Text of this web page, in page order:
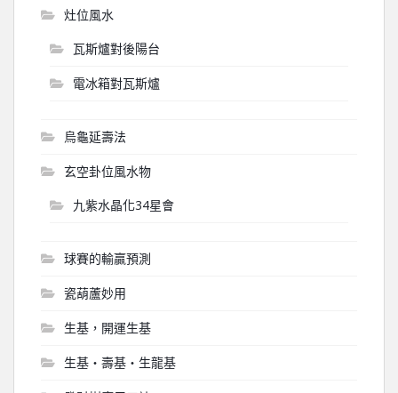
灶位風水
瓦斯爐對後陽台
電冰箱對瓦斯爐
烏龜延壽法
玄空卦位風水物
九紫水晶化34星會
球賽的輸贏預測
瓷葫蘆妙用
生基，開運生基
生基‧壽基‧生龍基